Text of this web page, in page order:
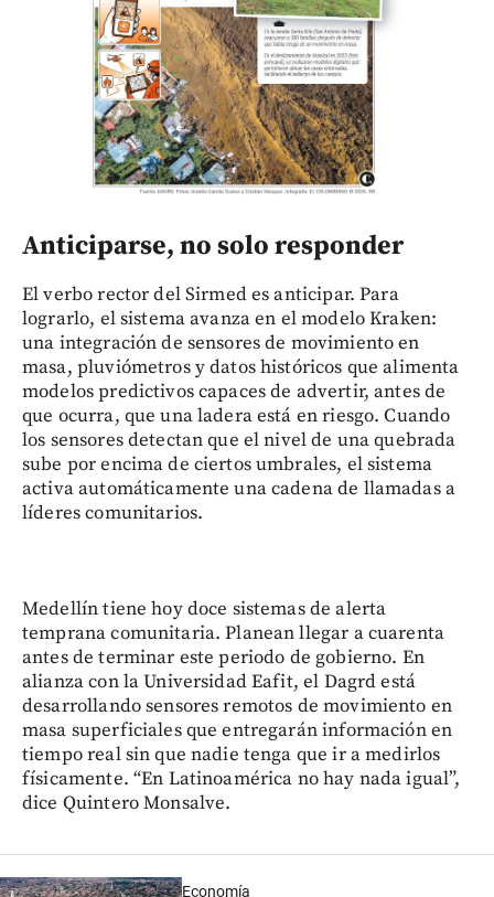
Anticiparse, no solo responder
El verbo rector del Sirmed es anticipar. Para
lograrlo, el sistema avanza en el modelo Kraken:
una integración de sensores de movimiento en
masa, pluviómetros y datos históricos que alimenta
modelos predictivos capaces de advertir, antes de
que ocurra, que una ladera está en riesgo. Cuando
los sensores detectan que el nivel de una quebrada
sube por encima de ciertos umbrales, el sistema
activa automáticamente una cadena de llamadas a
líderes comunitarios.
Medellín tiene hoy doce sistemas de alerta
temprana comunitaria. Planean llegar a cuarenta
antes de terminar este periodo de gobierno. En
alianza con la Universidad Eafit, el Dagrd está
desarrollando sensores remotos de movimiento en
masa superficiales que entregarán información en
tiempo real sin que nadie tenga que ir a medirlos
físicamente. “En Latinoamérica no hay nada igual”,
dice Quintero Monsalve.
Economía